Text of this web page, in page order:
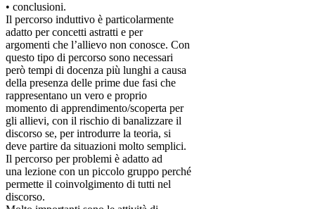
• conclusioni.
Il percorso induttivo è particolarmente
adatto per concetti astratti e per
argomenti che l’allievo non conosce. Con
questo tipo di percorso sono necessari
però tempi di docenza più lunghi a causa
della presenza delle prime due fasi che
rappresentano un vero e proprio
momento di apprendimento/scoperta per
gli allievi, con il rischio di banalizzare il
discorso se, per introdurre la teoria, si
deve partire da situazioni molto semplici.
Il percorso per problemi è adatto ad
una lezione con un piccolo gruppo perché
permette il coinvolgimento di tutti nel
discorso.